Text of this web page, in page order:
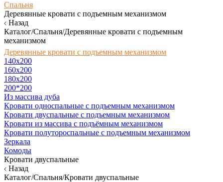
Спальня
Деревянные кровати с подъемным механизмом
Назад
Каталог/Спальня/Деревянные кровати с подъемным
механизмом
Деревянные кровати с подъемным механизмом
140x200
160х200
180х200
200*200
Из массива дуба
Кровати односпальные с подъемным механизмом
Кровати двуспальные с подъемным механизмом
Кровати из массива с подъёмным механизмом
Кровати полутороспальные с подъемным механизмом
Зеркала
Комоды
Кровати двуспальные
Назад
Каталог/Спальня/Кровати двуспальные